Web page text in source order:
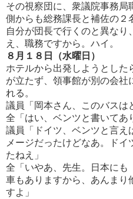
その視察団に、衆議院事務
側からも総務課長と補佐の２
自分が団長で行くのと異な
え、職務ですから。ハイ。
８月１８日（水曜日）
ホテルから出発しようとし
が立たず、領事館が別の会社
れる。
議員「岡本さん、このバスは
全「はい、ベンツと書いてあ
議員「ドイツ、ベンツと言え
メージだったけどなあ。ド
たねえ」
全「いやあ、先生。日本にも
車もありますから、あんまり
すよ」